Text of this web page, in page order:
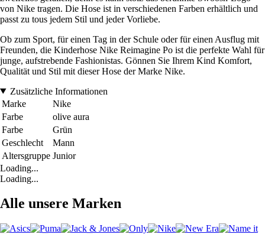
von Nike tragen. Die Hose ist in verschiedenen Farben erhältlich und
passt zu tous jedem Stil und jeder Vorliebe.
Ob zum Sport, für einen Tag in der Schule oder für einen Ausflug mit
Freunden, die Kinderhose Nike Reimagine Po ist die perfekte Wahl für
junge, aufstrebende Fashionistas. Gönnen Sie Ihrem Kind Komfort,
Qualität und Stil mit dieser Hose der Marke Nike.
Zusätzliche Informationen
Marke
Nike
Farbe
olive aura
Farbe
Grün
Geschlecht
Mann
Altersgruppe Junior
Loading...
Loading...
Alle unsere Marken